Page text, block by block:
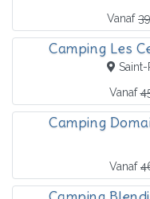
Vanaf
Camping Les
Vanaf
Camping
Vanaf